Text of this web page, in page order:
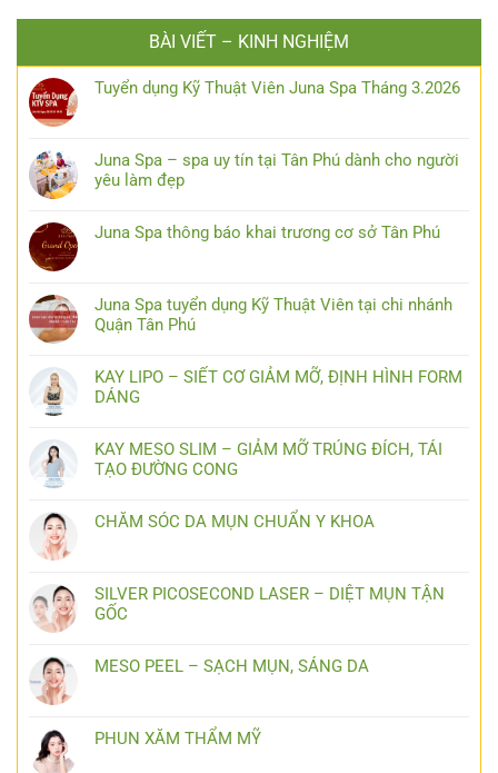
BÀI VIẾT – KINH NGHIỆM
Tuyển dụng Kỹ Thuật Viên Juna Spa Tháng 3.2026
Juna Spa – spa uy tín tại Tân Phú dành cho người
yêu làm đẹp
Juna Spa thông báo khai trương cơ sở Tân Phú
Juna Spa tuyển dụng Kỹ Thuật Viên tại chi nhánh
Quận Tân Phú
KAY LIPO – SIẾT CƠ GIẢM MỠ, ĐỊNH HÌNH FORM
DÁNG
KAY MESO SLIM – GIẢM MỠ TRÚNG ĐÍCH, TÁI
TẠO ĐƯỜNG CONG
CHĂM SÓC DA MỤN CHUẨN Y KHOA
SILVER PICOSECOND LASER – DIỆT MỤN TẬN
GỐC
MESO PEEL – SẠCH MỤN, SÁNG DA
PHUN XĂM THẨM MỸ